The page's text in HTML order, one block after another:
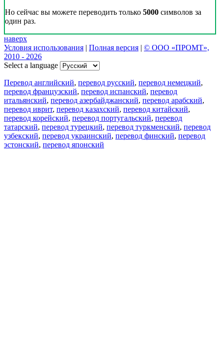
Но сейчас вы можете переводить только 5000 символов за
один раз.
наверх
Условия использования | Полная версия | © ООО «ПРОМТ»,
2010 - 2026
Select a language
Перевод английский, перевод русский, перевод немецкий,
перевод французский, перевод испанский, перевод
итальянский, перевод азербайджанский, перевод арабский,
перевод иврит, перевод казахский, перевод китайский,
перевод корейский, перевод португальский, перевод
татарский, перевод турецкий, перевод туркменский, перевод
узбекский, перевод украинский, перевод финский, перевод
эстонский, перевод японский